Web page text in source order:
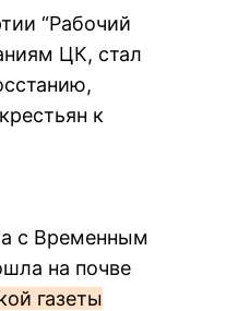
“Рабочий
ЦК, стал
к
с Временным
на почве
газеты